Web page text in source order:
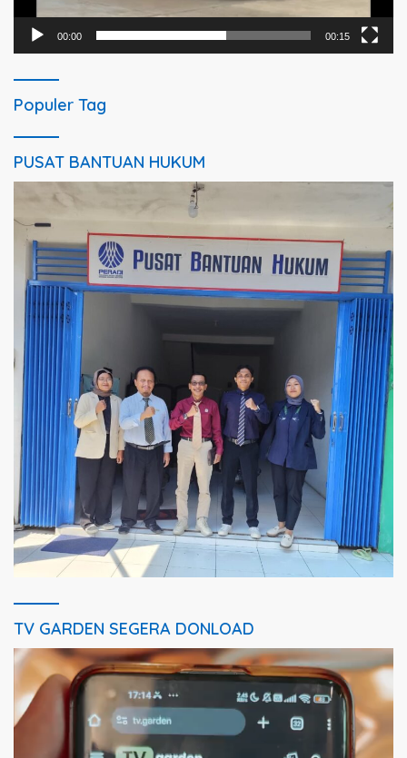
00:00 00:15
Populer Tag
PUSAT BANTUAN HUKUM
TV GARDEN SEGERA DONLOAD
Pemutar
Video